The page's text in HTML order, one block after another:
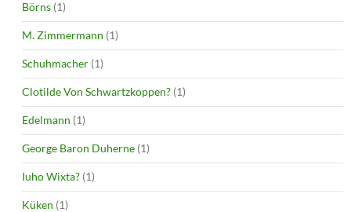
Börns (1)
M. Zimmermann (1)
Schuhmacher (1)
Clotilde Von Schwartzkoppen? (1)
Edelmann (1)
George Baron Duherne (1)
Iuho Wixta? (1)
Küken (1)